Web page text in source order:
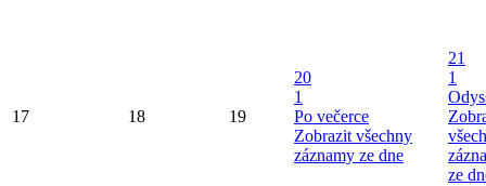
17 18 19
20
1
Po večerce
Zobrazit všechny
záznamy ze dne
21
1
ze